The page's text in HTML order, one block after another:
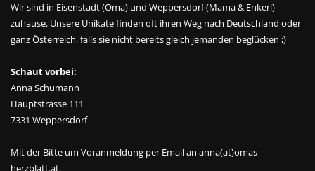
Wir sind in Eisenstadt (Oma) und Weppersdorf (Mama & Enkerl)
zuhause. Unsere Unikate finden oft ihren Weg nach Deutschland oder
ganz Österreich, falls sie nicht bereits gleich jemanden beglücken ;)
Schaut vorbei:
Anna Schumann
Hauptstrasse 111
7331 Weppersdorf
Mit der Bitte um Voranmeldung per Email an anna(at)omas-